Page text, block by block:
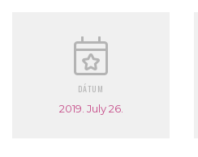
DÁTUM
2019. July 26.